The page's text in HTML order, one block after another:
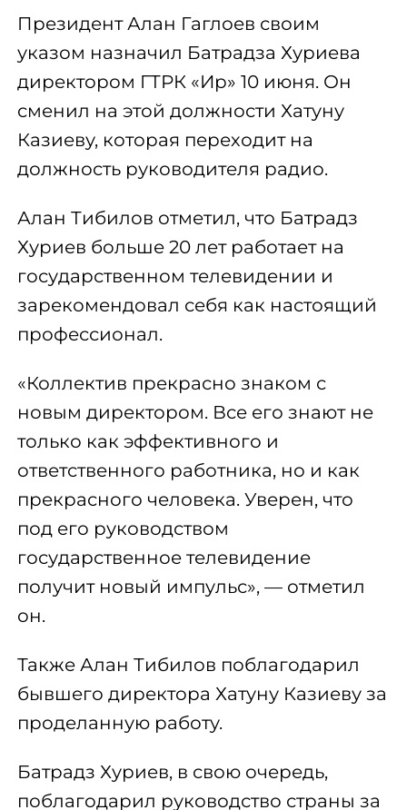
Президент Алан Гаглоев своим
указом назначил Батрадза Хуриева
директором ГТРК «Ир» 10 июня. Он
сменил на этой должности Хатуну
Казиеву, которая переходит на
должность руководителя радио.
Алан Тибилов отметил, что Батрадз
Хуриев больше 20 лет работает на
государственном телевидении и
зарекомендовал себя как настоящий
профессионал.
«Коллектив прекрасно знаком с
новым директором. Все его знают не
только как эффективного и
ответственного работника, но и как
прекрасного человека. Уверен, что
под его руководством
государственное телевидение
получит новый импульс», — отметил
он.
Также Алан Тибилов поблагодарил
бывшего директора Хатуну Казиеву за
проделанную работу.
Батрадз Хуриев, в свою очередь,
поблагодарил руководство страны за